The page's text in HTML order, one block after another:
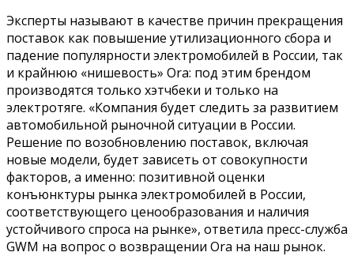
Эксперты называют в качестве причин прекращения
поставок как повышение утилизационного сбора и
падение популярности электромобилей в России, так
и крайнюю «нишевость» Ora: под этим брендом
производятся только хэтчбеки и только на
электротяге. «Компания будет следить за развитием
автомобильной рыночной ситуации в России.
Решение по возобновлению поставок, включая
новые модели, будет зависеть от совокупности
факторов, а именно: позитивной оценки
конъюнктуры рынка электромобилей в России,
соответствующего ценообразования и наличия
устойчивого спроса на рынке», ответила пресс-служба
GWM на вопрос о возвращении Ora на наш рынок.